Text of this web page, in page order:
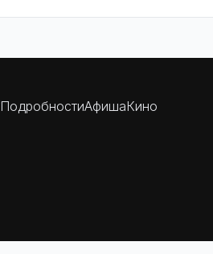
ПодробностиАфишаКино